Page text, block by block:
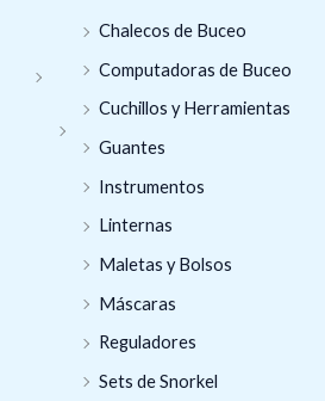
Chalecos de Buceo
Computadoras de Buceo
Cuchillos y Herramientas
Guantes
Instrumentos
Linternas
Maletas y Bolsos
Máscaras
Reguladores
Sets de Snorkel